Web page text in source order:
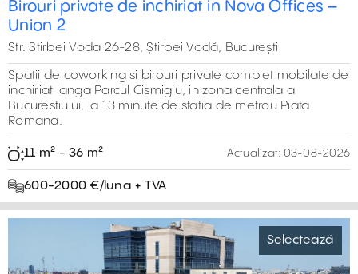
Birouri private de inchiriat in Nova Offices –
Union 2
Str. Stirbei Voda 26-28, Știrbei Vodă, București
Spatii de coworking si birouri private complet mobilate de
inchiriat langa Parcul Cismigiu, in zona centrala a
Bucurestiului, la 13 minute de statia de metrou Piata
Romana.
11 m² - 36 m² Actualizat: 03-08-2026
600-2000 €/luna + TVA
Selectează